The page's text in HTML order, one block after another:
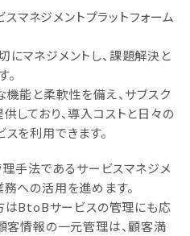
ンロード
画を見る
合わせ
マネジメントプラットフォーム
マネジメントし、課題解決と
機能と柔軟性を備え、サブスク
しており、導入コストと日々の
を利用できます。
手法であるサービスマネジメ
への活用を進めます。
はBtoBサービスの管理にも応
客情報の一元管理は、顧客満